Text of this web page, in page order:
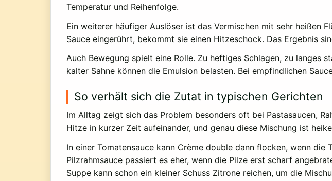
Temperatur und Reihenfolge.
Ein weiterer häufiger Auslöser ist das Vermischen mit sehr heißen
Sauce eingerührt, bekommt sie einen Hitzeschock. Das Ergebnis
Auch Bewegung spielt eine Rolle. Zu heftiges Schlagen, zu langes
kalter Sahne können die Emulsion belasten. Bei empfindlichen
So verhält sich die Zutat in typischen Gerichten
Im Alltag zeigt sich das Problem besonders oft bei Pastasaucen,
Hitze in kurzer Zeit aufeinander, und genau diese Mischung ist
In einer Tomatensauce kann Crème double dann flocken, wenn
Pilzrahmsauce passiert es eher, wenn die Pilze erst scharf
Suppe kann schon ein kleiner Schuss Zitrone reichen, um die